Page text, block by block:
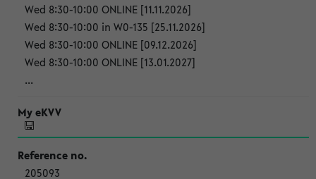
Wed 8:30-10:00 ONLINE [11.11.2026]
Wed 8:30-10:00 in W0-135 [25.11.2026]
Wed 8:30-10:00 ONLINE [09.12.2026]
Wed 8:30-10:00 ONLINE [13.01.2027]
...
205093